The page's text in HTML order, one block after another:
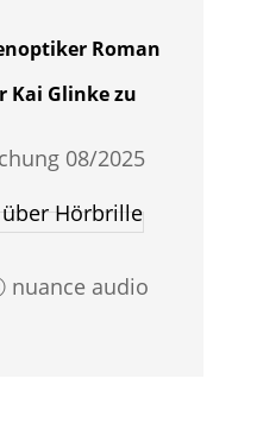
Roman
Kai Glinke zu
08/2025
nuance audio